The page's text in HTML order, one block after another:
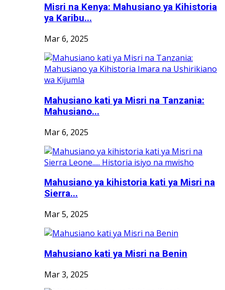
Misri na Kenya: Mahusiano ya Kihistoria
ya Karibu...
Mar 6, 2025
Mahusiano kati ya Misri na Tanzania:
Mahusiano...
Mar 6, 2025
Mahusiano ya kihistoria kati ya Misri na
Sierra...
Mar 5, 2025
Mahusiano kati ya Misri na Benin
Mar 3, 2025